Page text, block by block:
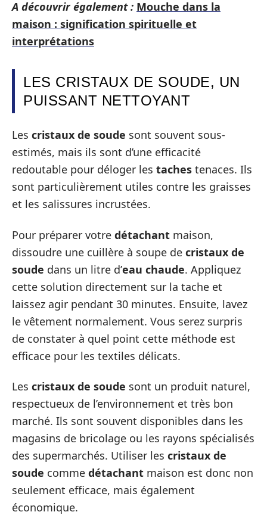
A découvrir également : Mouche dans la
maison : signification spirituelle et
interprétations
LES CRISTAUX DE SOUDE, UN
PUISSANT NETTOYANT
Les cristaux de soude sont souvent sous-
estimés, mais ils sont d’une efficacité
redoutable pour déloger les taches tenaces. Ils
sont particulièrement utiles contre les graisses
et les salissures incrustées.
Pour préparer votre détachant maison,
dissoudre une cuillère à soupe de cristaux de
soude dans un litre d’eau chaude. Appliquez
cette solution directement sur la tache et
laissez agir pendant 30 minutes. Ensuite, lavez
le vêtement normalement. Vous serez surpris
de constater à quel point cette méthode est
efficace pour les textiles délicats.
Les cristaux de soude sont un produit naturel,
respectueux de l’environnement et très bon
marché. Ils sont souvent disponibles dans les
magasins de bricolage ou les rayons spécialisés
des supermarchés. Utiliser les cristaux de
soude comme détachant maison est donc non
seulement efficace, mais également
économique.